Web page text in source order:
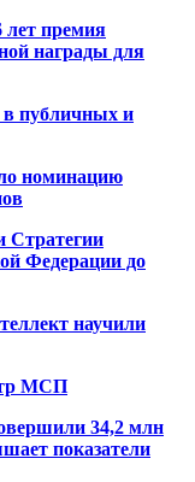
премия
награды для
публичных и
номинацию
Стратегии
Федерации до
научили
МСП
34,2 млн
показатели